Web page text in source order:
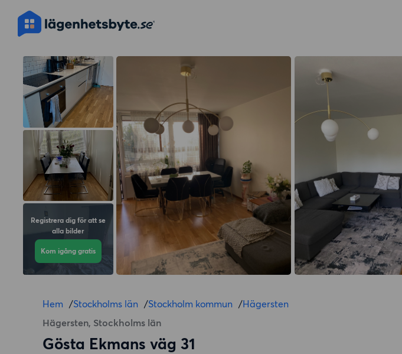
Registrera dig för att se
alla bilder
Kom igång gratis
Hem /Stockholms län /Stockholm kommun /Hägersten
Hägersten, Stockholms län
Gösta Ekmans väg 31